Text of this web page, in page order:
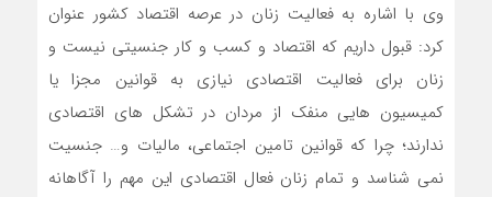
وی با اشاره به فعالیت زنان در عرصه اقتصاد کشور عنوان
کرد: قبول داریم که اقتصاد و کسب و کار جنسیتی نیست و
زنان برای فعالیت اقتصادی نیازی به قوانین مجزا یا
کمیسیون هایی منفک از مردان در تشکل های اقتصادی
ندارند؛ چرا که قوانین تامین اجتماعی، مالیات و… جنسیت
نمی شناسد و تمام زنان فعال اقتصادی این مهم را آگاهانه